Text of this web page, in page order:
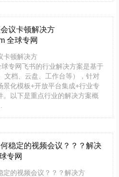
议卡顿解决方
全球专网
卡顿解决方
专网飞书的行业解决方案是基于
文档、云盘、工作台等），针对
化模板+开放平台集成+行业专
。以下是重点行业的解决方案概
稳定的视频会议？？？解决
专网
定的视频会议？？？解决方